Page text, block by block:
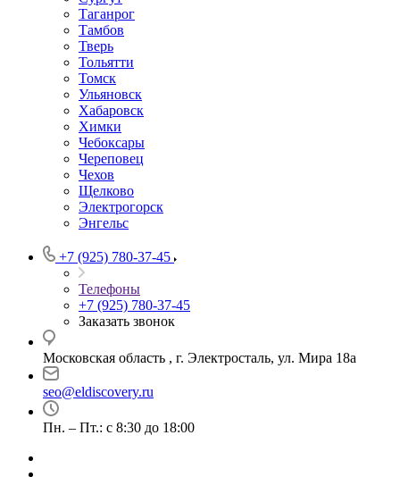
Таганрог
Тамбов
Тверь
Тольятти
Томск
Ульяновск
Хабаровск
Химки
Чебоксары
Череповец
Чехов
Щелково
Электрогорск
Энгельс
+7 (925) 780-37-45
Телефоны
+7 (925) 780-37-45
Заказать звонок
Московская область , г. Электросталь, ул. Мира 18а
seo@eldiscovery.ru
Пн. – Пт.: с 8:30 до 18:00